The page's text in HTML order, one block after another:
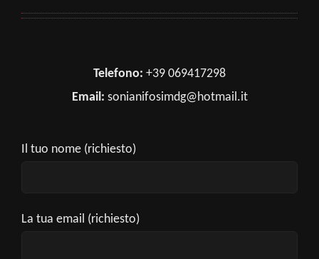
Telefono: +39 069417298
Email: sonianifosimdg@hotmail.it
Il tuo nome (richiesto)
La tua email (richiesto)